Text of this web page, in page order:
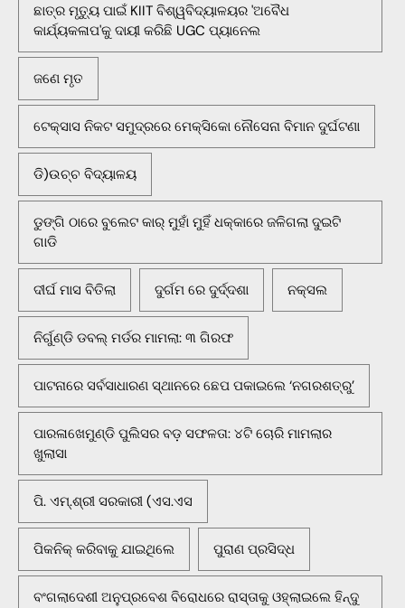
ଛାତ୍ର ମୃତ୍ୟୁ ପାଇଁ KIIT ବିଶ୍ୱବିଦ୍ୟାଳୟର 'ଅବୈଧ
କାର୍ଯ୍ୟକଳାପ'କୁ ଦାୟୀ କରିଛି UGC ପ୍ୟାନେଲ
ଜଣେ ମୃତ
ଟେକ୍ସାସ ନିକଟ ସମୁଦ୍ରରେ ମେକ୍ସିକୋ ନୌସେନା ବିମାନ ଦୁର୍ଘଟଣା
ଡି)ଉଚ୍ଚ ବିଦ୍ୟାଳୟ
ଡୁଙ୍ଗି ଠାରେ ବୁଲେଟ କାର୍ ମୁହାଁ ମୁହିଁ ଧକ୍କାରେ ଜଳିଗଲା ଦୁଇଟି
ଗାଡି
ଦୀର୍ଘ ମାସ ବିତିଲା ଦୁର୍ଗମ ରେ ଦୁର୍ଦ୍ଦଶା ନକ୍ସଲ
ନିର୍ଗୁଣ୍ଡି ଡବଲ୍ ମର୍ଡର ମାମଲା: ୩ ଗିରଫ
ପାଟନାରେ ସର୍ବସାଧାରଣ ସ୍ଥାନରେ ଛେପ ପକାଇଲେ ‘ନଗରଶତ୍ରୁ’
ପାରଳାଖେମୁଣ୍ଡି ପୁଲିସର ବଡ଼ ସଫଳତା: ୪ଟି ଚୋରି ମାମଲାର
ଖୁଲାସା
ପି. ଏମ୍.ଶ୍ରୀ ସରକାରୀ (ଏସ.ଏସ
ପିକନିକ୍‌ କରିବାକୁ ଯାଇଥିଲେ ପୁରାଣ ପ୍ରସିଦ୍ଧ
ବଂଗଲାଦେଶୀ ଅନୁପ୍ରବେଶ ବିରୋଧରେ ରାସ୍ତାକୁ ଓହ୍ଲାଇଲେ ହିନ୍ଦୁ